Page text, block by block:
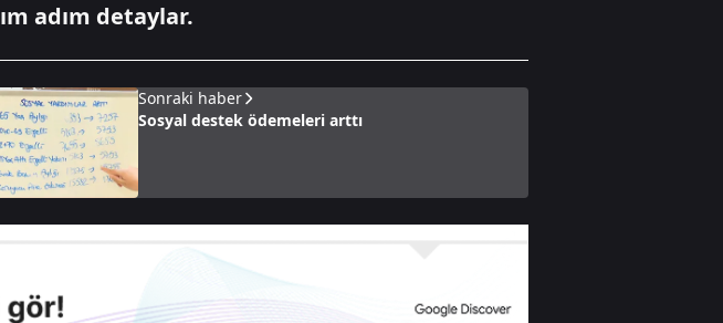
adım detaylar.
Sonraki haber
Sosyal destek ödemeleri arttı